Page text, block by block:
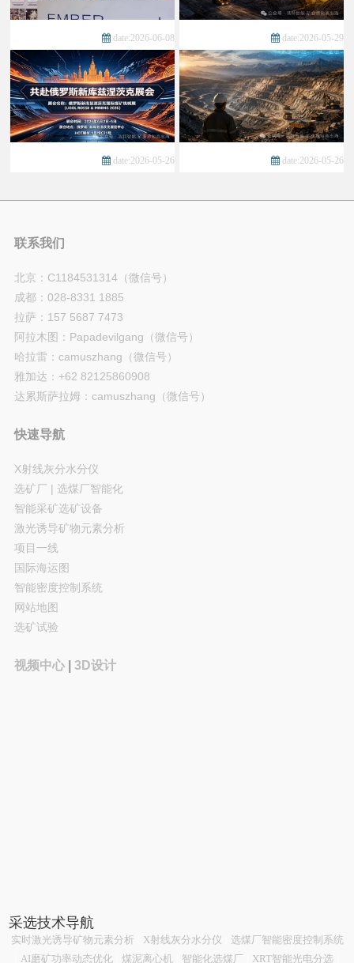
date:2026-06-08 date:2026-05-29
date:2026-05-26 date:2026-05-26
联系我们
北京：C1184531314（微信号）
成都：028-8331 1885
拉萨：157 5687 7473
阿拉木图：Papadevilgang（微信号）
哈拉雷：camuszhang（微信号）
雅加达：+62 82125860908
达累斯萨拉姆：camuszhang（微信号）
快速导航
X射线灰分水分仪
选矿厂 | 选煤厂智能化
智能采矿选矿设备
激光诱导矿物元素分析
项目一线
国际海运图
智能密度控制系统
网站地图
选矿试验
视频中心 3D设计
采选技术导航
实时激光诱导矿物元素分析 X射线灰分水分仪
选煤厂智能密度控制系统
AI磨矿功率动态优化 煤泥离心机 智能化选煤厂 XRT智能光电分选